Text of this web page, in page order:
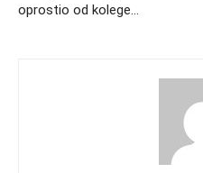
oprostio od kolege…